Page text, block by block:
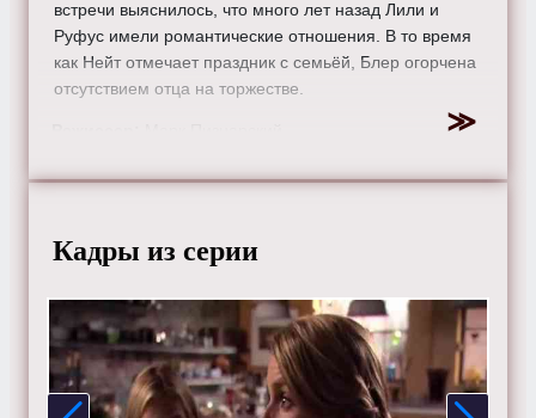
встречи выяснилось, что много лет назад Лили и
Руфус имели романтические отношения. В то время
как Нейт отмечает праздник с семьёй, Блер огорчена
отсутствием отца на торжестве.
Лайвли, Тейлор Момсен, Сюзанна Шадковски, Лейтон
Бэджли, Мэттью Сеттл и Эд Вествик.
бесплатно в хорошем HD качестве, на телефоне,
планшете, пк или телевизоре на сайте gossipgirl-tv.ru.
Кадры из серии